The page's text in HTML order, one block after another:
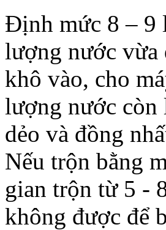
Định mức 8 – 9
lượng nước vừa
khô vào, cho
lượng nước còn
dẻo và đồng
Nếu trộn bằng
gian trộn từ 5 -
không được để